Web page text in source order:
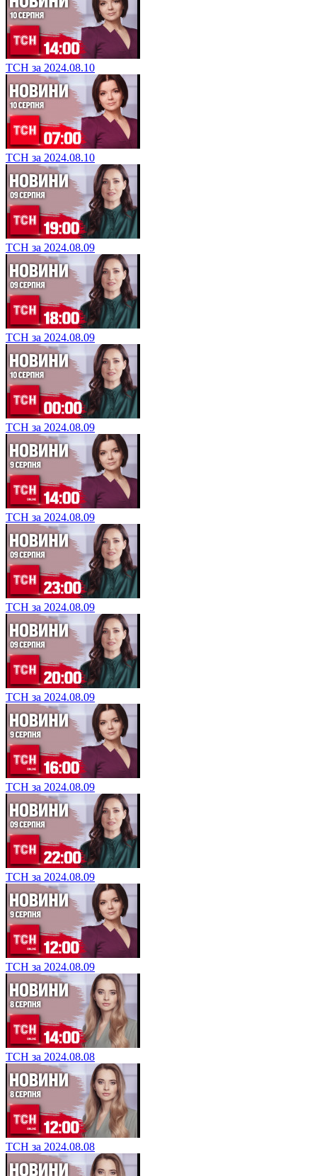
ТСН за 2024.08.10
ТСН за 2024.08.10
ТСН за 2024.08.09
ТСН за 2024.08.09
ТСН за 2024.08.09
ТСН за 2024.08.09
ТСН за 2024.08.09
ТСН за 2024.08.09
ТСН за 2024.08.09
ТСН за 2024.08.09
ТСН за 2024.08.09
ТСН за 2024.08.08
ТСН за 2024.08.08